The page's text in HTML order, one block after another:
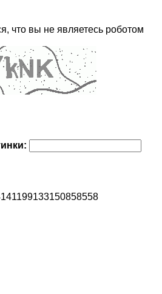
что вы не являетесь роботом